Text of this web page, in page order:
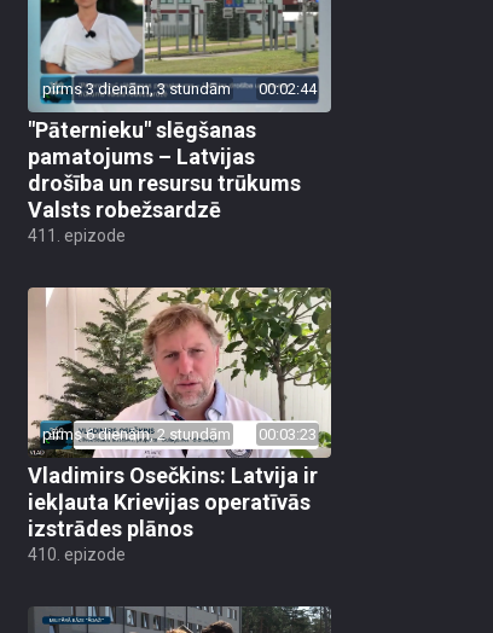
pirms 3 dienām, 3 stundām 00:02:44
"Pāternieku" slēgšanas
pamatojums – Latvijas
drošība un resursu trūkums
Valsts robežsardzē
411. epizode
pirms 6 dienām, 2 stundām 00:03:23
Vladimirs Osečkins: Latvija ir
iekļauta Krievijas operatīvās
izstrādes plānos
410. epizode